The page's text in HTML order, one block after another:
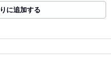
に追加する